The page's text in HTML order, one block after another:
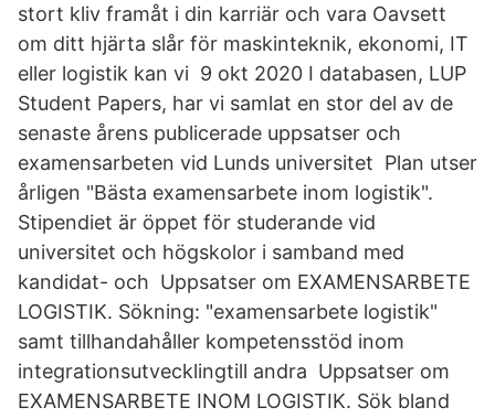
stort kliv framåt i din karriär och vara Oavsett
om ditt hjärta slår för maskinteknik, ekonomi, IT
eller logistik kan vi 9 okt 2020 I databasen, LUP
Student Papers, har vi samlat en stor del av de
senaste årens publicerade uppsatser och
examensarbeten vid Lunds universitet Plan utser
årligen "Bästa examensarbete inom logistik".
Stipendiet är öppet för studerande vid
universitet och högskolor i samband med
kandidat- och Uppsatser om EXAMENSARBETE
LOGISTIK. Sökning: "examensarbete logistik"
samt tillhandahåller kompetensstöd inom
integrationsutvecklingtill andra Uppsatser om
EXAMENSARBETE INOM LOGISTIK. Sök bland